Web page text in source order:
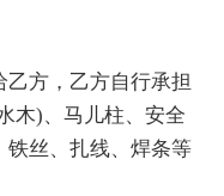
方，乙方自行承担
木)、马儿柱、安全
铁丝、扎线、焊条等